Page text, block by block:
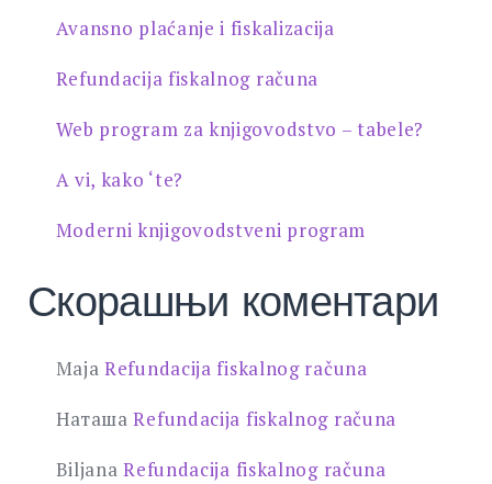
Avansno plaćanje i fiskalizacija
Refundacija fiskalnog računa
Web program za knjigovodstvo – tabele?
A vi, kako ‘te?
Moderni knjigovodstveni program
Скорашњи коментари
Maja Refundacija fiskalnog računa
Наташа Refundacija fiskalnog računa
Biljana Refundacija fiskalnog računa